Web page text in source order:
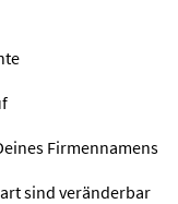
Firmennamens
sind veränderbar